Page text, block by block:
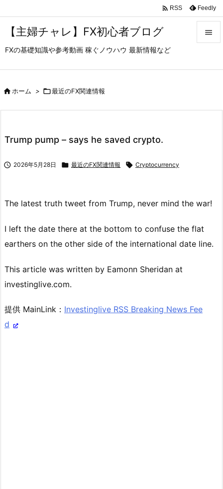
【主婦チャレ】FX初心者ブログ
FXの基礎知識や参考動画 稼ぐノウハウ 最新情報など

 RSS Feedly
ホーム > 最近のFX関連情報
Trump pump – says he saved crypto.
 2026年5月28日  最近のFX関連情報  Cryptocurrency
The latest truth tweet from Trump, never mind the war!
I left the date there at the bottom to confuse the flat
earthers on the other side of the international date line.
This article was written by Eamonn Sheridan at
investinglive.com.
提供 MainLink： Investinglive RSS Breaking News Fee
d